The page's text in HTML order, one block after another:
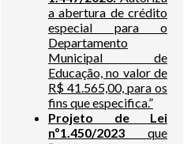
a abertura de crédito
especial para o
Departamento
Municipal de
Educação, no valor de
R$ 41.565,00, para os
fins que especifica.”
Projeto de Lei
nº1.450/2023 que